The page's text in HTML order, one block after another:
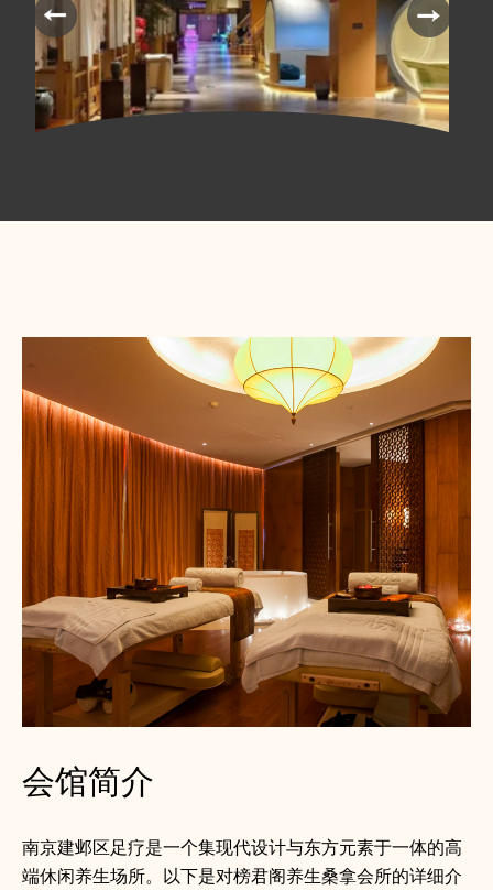
会馆简介
南京建邺区足疗是一个集现代设计与东方元素于一体的高
端休闲养生场所。以下是对榜君阁养生桑拿会所的详细介